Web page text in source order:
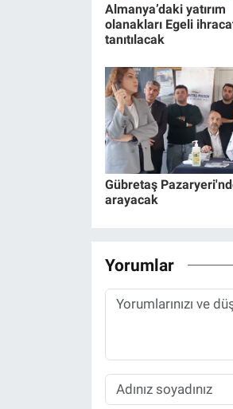
Almanya’daki yatırım
olanakları Egeli
tanıtılacak
Gübretaş
arayacak
Yorumlar